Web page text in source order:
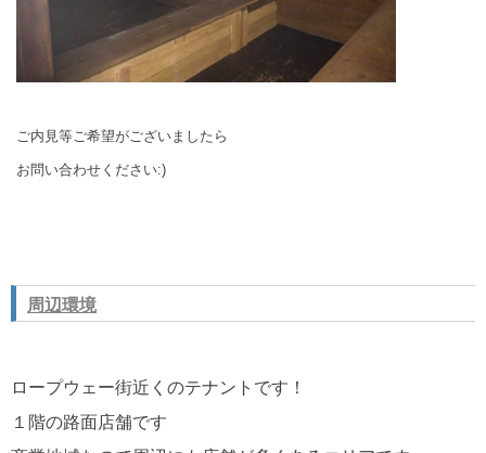
ご内見等ご希望がございましたら
お問い合わせください:)
周辺環境
ロープウェー街近くのテナントです！
１階の路面店舗です